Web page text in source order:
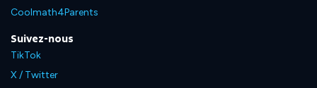
Coolmath4Parents
Suivez-nous
TikTok
X / Twitter